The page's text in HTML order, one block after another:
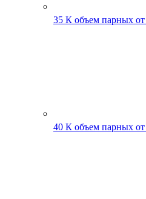
35 К объем парных
40 К объем парных